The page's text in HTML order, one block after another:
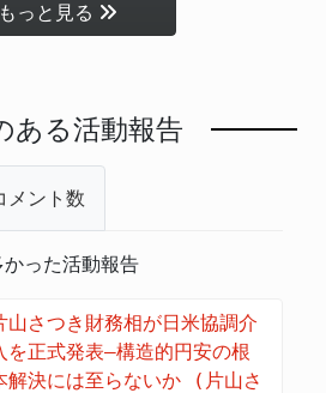
もっと見る
ある活動報告
メント数
った活動報告
山さつき財務相が日米協調介
を正式発表―構造的円安の根
解決には至らないか (片山さ